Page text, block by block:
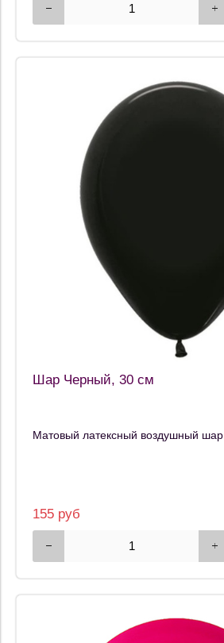
Шар Черный, 30 см
Матовый латексный воздушный шар
155 руб